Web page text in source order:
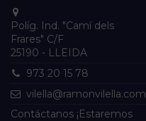
Políg. Ind. "Camí dels
Frares" C/F
25190 - LLEIDA
973 20 15 78
vilella@ramonvilella.com
Contáctanos ¡Estaremos